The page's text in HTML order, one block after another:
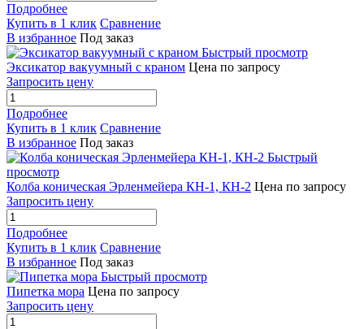
Подробнее
Купить в 1 клик Сравнение
В избранное Под заказ
Быстрый просмотр
Эксикатор вакуумный с краном Цена по запросу
Запросить цену
Подробнее
Купить в 1 клик Сравнение
В избранное Под заказ
Быстрый
просмотр
Колба коническая Эрленмейера КН-1, КН-2 Цена по запросу
Запросить цену
Подробнее
Купить в 1 клик Сравнение
В избранное Под заказ
Быстрый просмотр
Пипетка мора Цена по запросу
Запросить цену